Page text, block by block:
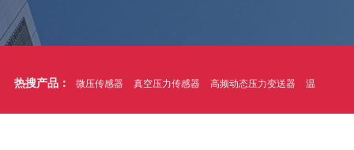
热搜产品： 微压传感器 真空压力传感器 高频动态压力变送器 温压一体式压力传感器